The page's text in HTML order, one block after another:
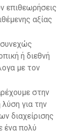
επιθεωρήσεις
αξίας
συνεχώς
ή διεθνή
με τον
στην
για την
διαχείρισης
ένα πολύ